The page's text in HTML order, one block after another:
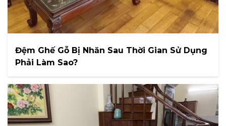
Đệm Ghế Gỗ Bị Nhăn Sau Thời Gian Sử Dụng
Phải Làm Sao?